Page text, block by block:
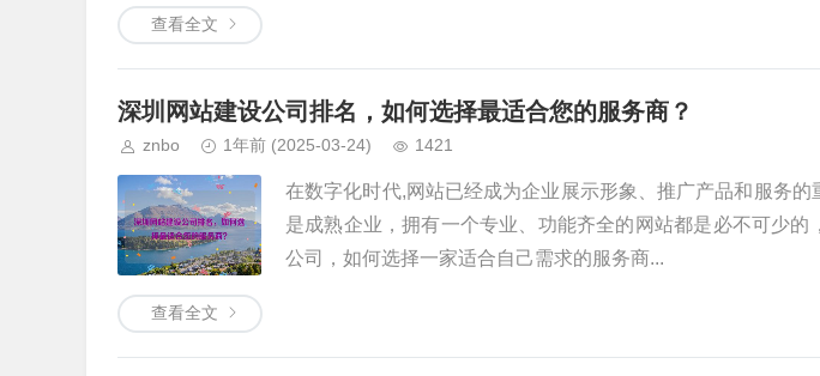
查看全文
深圳网站建设公司排名，如何选择最适合您的服务商？
znbo 1年前 (2025-03-24) 1421
在数字化时代,网站已经成为企业展示形象、推广产品和服务
是成熟企业，拥有一个专业、功能齐全的网站都是必不可少的
公司，如何选择一家适合自己需求的服务商...
查看全文